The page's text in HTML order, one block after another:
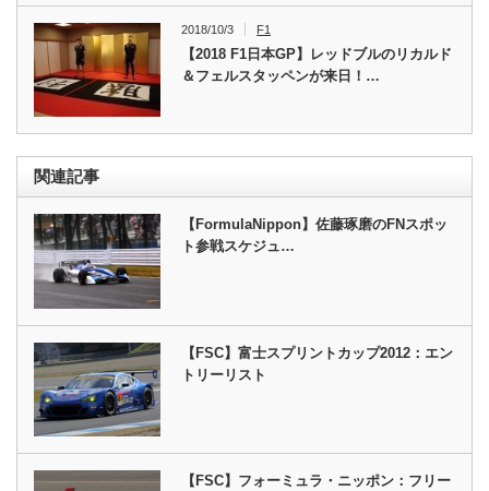
2018/10/3 F1
【2018 F1日本GP】レッドブルのリカルド
＆フェルスタッペンが来日！…
関連記事
【FormulaNippon】佐藤琢磨のFNスポッ
ト参戦スケジュ…
【FSC】富士スプリントカップ2012：エン
トリーリスト
【FSC】フォーミュラ・ニッポン：フリー